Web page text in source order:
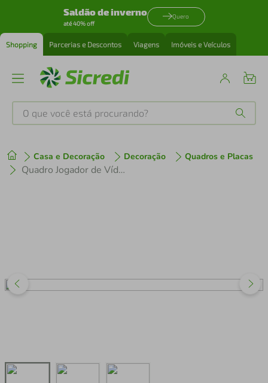
Saldão de inverno
até 40% off
Quero
Shopping Parcerias e Descontos Viagens Imóveis e Veículos
O que você está procurando?
Casa e Decoração Decoração Quadros e Placas
Quadro Jogador de Vídeo Game Desktop 43x30 Caixa Branco
1º tenis